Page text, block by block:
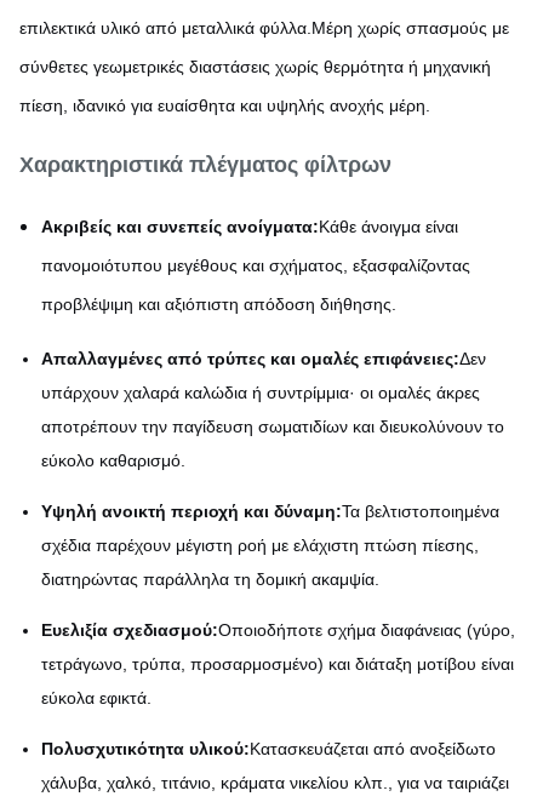
επιλεκτικά υλικό από μεταλλικά φύλλα.Μέρη χωρίς σπασμούς με
σύνθετες γεωμετρικές διαστάσεις χωρίς θερμότητα ή μηχανική
πίεση, ιδανικό για ευαίσθητα και υψηλής ανοχής μέρη.
Χαρακτηριστικά πλέγματος φίλτρων
Ακριβείς και συνεπείς ανοίγματα:Κάθε άνοιγμα είναι
πανομοιότυπου μεγέθους και σχήματος, εξασφαλίζοντας
προβλέψιμη και αξιόπιστη απόδοση διήθησης.
Απαλλαγμένες από τρύπες και ομαλές επιφάνειες:Δεν
υπάρχουν χαλαρά καλώδια ή συντρίμμια· οι ομαλές άκρες
αποτρέπουν την παγίδευση σωματιδίων και διευκολύνουν το
εύκολο καθαρισμό.
Υψηλή ανοικτή περιοχή και δύναμη:Τα βελτιστοποιημένα
σχέδια παρέχουν μέγιστη ροή με ελάχιστη πτώση πίεσης,
διατηρώντας παράλληλα τη δομική ακαμψία.
Ευελιξία σχεδιασμού:Οποιοδήποτε σχήμα διαφάνειας (γύρο,
τετράγωνο, τρύπα, προσαρμοσμένο) και διάταξη μοτίβου είναι
εύκολα εφικτά.
Πολυσχυτικότητα υλικού:Κατασκευάζεται από ανοξείδωτο
χάλυβα, χαλκό, τιτάνιο, κράματα νικελίου κλπ., για να ταιριάζει